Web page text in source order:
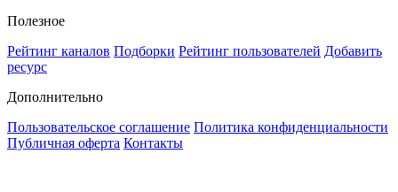
Полезное
Рейтинг каналов Подборки Рейтинг пользователей Добавить
ресурс
Дополнительно
Пользовательское соглашение Политика конфиденциальности
Публичная оферта Контакты